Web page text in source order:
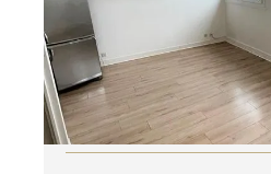
Appartement Duplex
626,01 €
par mois charges comprises
Visiter le site dédié